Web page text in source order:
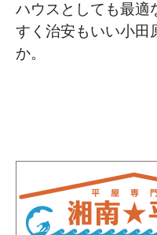
ハウスとしても最適
すく治安もいい小田
か。